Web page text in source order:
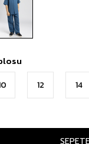
12 14